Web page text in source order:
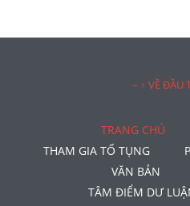
– ↑ VỀ ĐẦU
TRANG CHỦ
THAM GIA TỐ TỤNG
VĂN BẢN
TÂM ĐIỂM DƯ